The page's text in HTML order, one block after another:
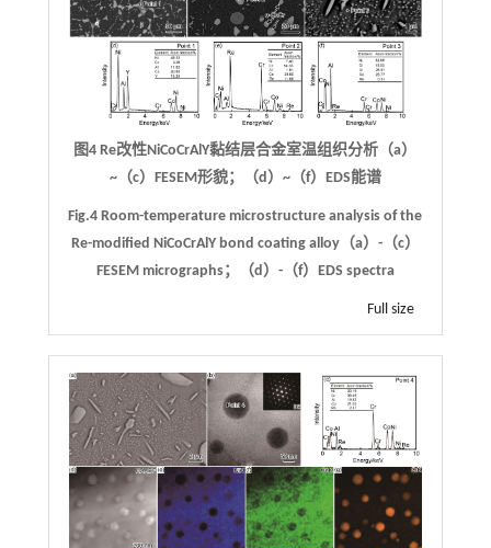
图4 Re改性NiCoCrAlY黏结层合金室温组织分析（a）
~（c）FESEM形貌；（d）~（f）EDS能谱
Fig.4 Room-temperature microstructure analysis of the
Re-modified NiCoCrAlY bond coating alloy（a）-（c）
FESEM micrographs；（d）-（f）EDS spectra
Full size